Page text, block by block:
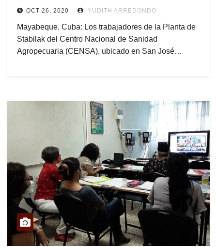
OCT 26, 2020 YUDITH ARREDONDO
Mayabeque, Cuba: Los trabajadores de la Planta de
Stabilak del Centro Nacional de Sanidad
Agropecuaria (CENSA), ubicado en San José…